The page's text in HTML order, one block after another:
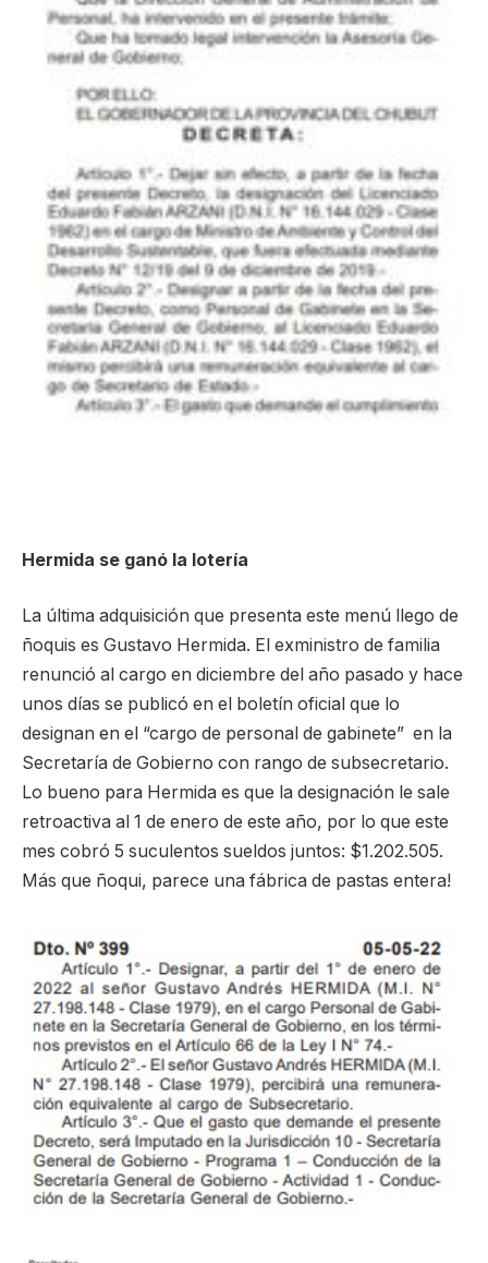
Hermida se ganó la lotería
La última adquisición que presenta este menú llego de
ñoquis es Gustavo Hermida. El exministro de familia
renunció al cargo en diciembre del año pasado y hace
unos días se publicó en el boletín oficial que lo
designan en el “cargo de personal de gabinete” en la
Secretaría de Gobierno con rango de subsecretario.
Lo bueno para Hermida es que la designación le sale
retroactiva al 1 de enero de este año, por lo que este
mes cobró 5 suculentos sueldos juntos: $1.202.505.
Más que ñoqui, parece una fábrica de pastas entera!